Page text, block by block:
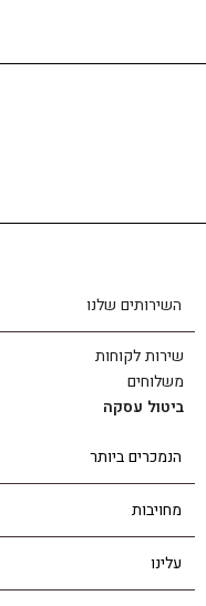
שירות לקוחות
השירותים שלנו
שירות לקוחות
משלוחים
ביטול עסקה
הנמכרים ביותר
מחויבות
עלינו